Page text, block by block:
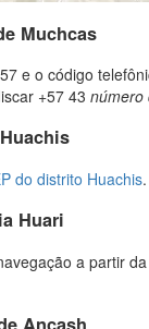
Muchcas
e o código
+57 43 número
do distrito Huachis.
Huari
a partir